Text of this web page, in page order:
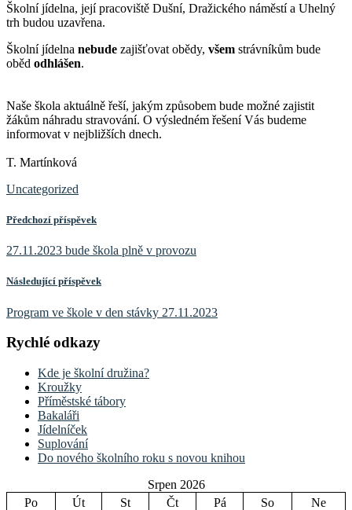
Školní jídelna, její pracoviště Dušní, Dražického náměstí a Uhelný
trh budou uzavřena.
Školní jídelna nebude zajišťovat obědy, všem strávníkům bude
oběd odhlášen.
Naše škola aktuálně řeší, jakým způsobem bude možné zajistit
žákům náhradu stravování. O výsledném řešení Vás budeme
informovat v nejbližších dnech.
T. Martínková
Uncategorized
Předchozí příspěvek
27.11.2023 bude škola plně v provozu
Následující příspěvek
Program ve škole v den stávky 27.11.2023
Rychlé odkazy
Kde je školní družina?
Kroužky
Příměstské tábory
Bakaláři
Jídelníček
Suplování
Do nového školního roku s novou knihou
Srpen 2026
Po
Út St Čt Pá So
Ne